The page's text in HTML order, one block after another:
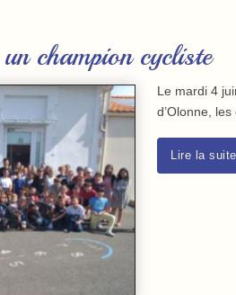
champion cycliste
Le mardi 4
d’Olonne,
Lire la